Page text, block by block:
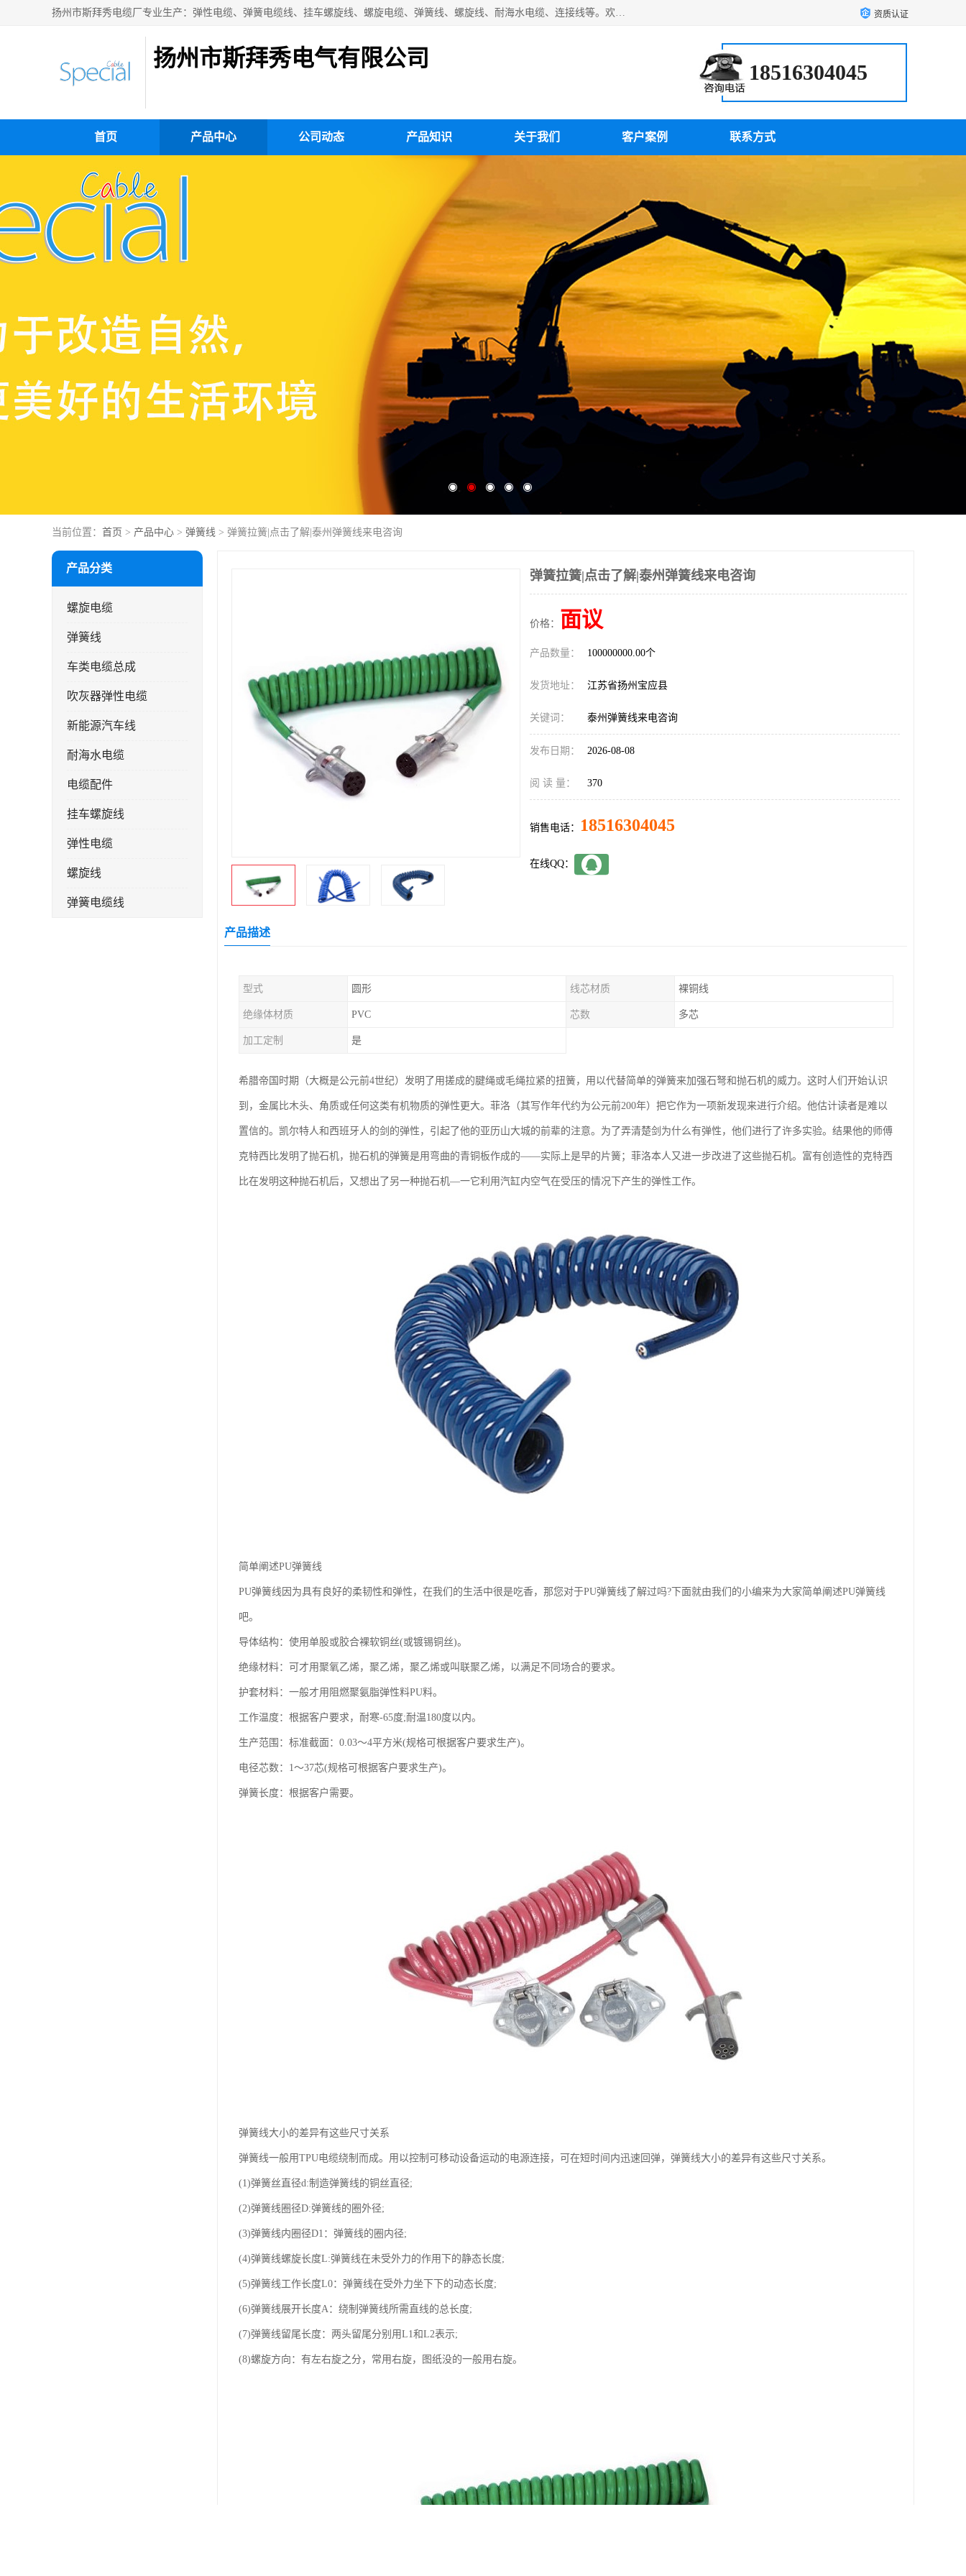
扬州市斯拜秀电缆厂专业生产：弹性电缆、弹簧电缆线、挂车螺旋线、螺旋电缆、弹簧线、螺旋线、耐海水电缆、连接线等。欢迎来电咨询！ 资质认证
扬州市斯拜秀电气有限公司
18516304045
首页 产品中心 公司动态 产品知识 关于我们 客户案例 联系方式
当前位置： 首页 > 产品中心 > 弹簧线 > 弹簧拉簧|点击了解|泰州弹簧线来电咨询
产品分类
螺旋电缆
弹簧线
车类电缆总成
吹灰器弹性电缆
新能源汽车线
耐海水电缆
电缆配件
挂车螺旋线
弹性电缆
螺旋线
弹簧电缆线
弹簧拉簧|点击了解|泰州弹簧线来电咨询
价格： 面议
产品数量： 100000000.00个
发货地址： 江苏省扬州宝应县
关键词： 泰州弹簧线来电咨询
发布日期： 2026-08-08
阅 读 量： 370
销售电话： 18516304045
在线QQ：
产品描述
型式 圆形 线芯材质 裸铜线
绝缘体材质 PVC 芯数 多芯
加工定制 是
希腊帝国时期（大概是公元前4世纪）发明了用搓成的腱绳或毛绳拉紧的扭簧，用以代替简单的弹簧来加强石弩和抛石机的威力。这时人们开始认识
到，金属比木头、角质或任何这类有机物质的弹性更大。菲洛（其写作年代约为公元前200年）把它作为一项新发现来进行介绍。他估计读者是难以
置信的。凯尔特人和西班牙人的剑的弹性，引起了他的亚历山大城的前辈的注意。为了弄清楚剑为什么有弹性，他们进行了许多实验。结果他的师傅
克特西比发明了抛石机，抛石机的弹簧是用弯曲的青铜板作成的——实际上是早的片簧；菲洛本人又进一步改进了这些抛石机。富有创造性的克特西
比在发明这种抛石机后，又想出了另一种抛石机—一它利用汽缸内空气在受压的情况下产生的弹性工作。
简单阐述PU弹簧线
PU弹簧线因为具有良好的柔韧性和弹性，在我们的生活中很是吃香，那您对于PU弹簧线了解过吗?下面就由我们的小编来为大家简单阐述PU弹簧线
吧。
导体结构：使用单股或胶合裸软铜丝(或镀锡铜丝)。
绝缘材料：可才用聚氧乙烯，聚乙烯，聚乙烯或叫联聚乙烯，以满足不同场合的要求。
护套材料：一般才用阻燃聚氨脂弹性料PU料。
工作温度：根据客户要求，耐寒-65度;耐温180度以内。
生产范围：标准截面：0.03～4平方米(规格可根据客户要求生产)。
电径芯数：1～37芯(规格可根据客户要求生产)。
弹簧长度：根据客户需要。
弹簧线大小的差异有这些尺寸关系
弹簧线一般用TPU电缆绕制而成。用以控制可移动设备运动的电源连接，可在短时间内迅速回弹，弹簧线大小的差异有这些尺寸关系。
(1)弹簧丝直径d:制造弹簧线的铜丝直径;
(2)弹簧线圈径D:弹簧线的圈外径;
(3)弹簧线内圈径D1：弹簧线的圈内径;
(4)弹簧线螺旋长度L:弹簧线在未受外力的作用下的静态长度;
(5)弹簧线工作长度L0：弹簧线在受外力坐下下的动态长度;
(6)弹簧线展开长度A：绕制弹簧线所需直线的总长度;
(7)弹簧线留尾长度：两头留尾分别用L1和L2表示;
(8)螺旋方向：有左右旋之分，常用右旋，图纸没的一般用右旋。